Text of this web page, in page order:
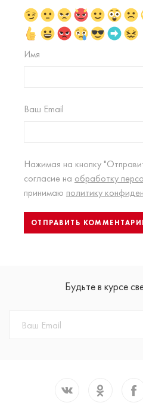
Имя
Ваш Email
Нажимая на кнопку
согласие на обработку
принимаю политику
Будьте в курсе